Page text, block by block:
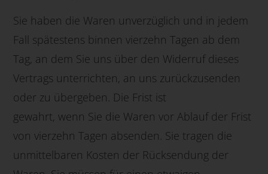
Sie haben die Waren unverzüglich und in jedem
Fall spätestens binnen vierzehn Tagen ab dem
Tag, an dem Sie uns über den Widerruf dieses
Vertrags unterrichten, an uns zurückzusenden
oder zu übergeben. Die Frist ist
gewahrt, wenn Sie die Waren vor Ablauf der Frist
von vierzehn Tagen absenden. Sie tragen die
unmittelbaren Kosten der Rücksendung der